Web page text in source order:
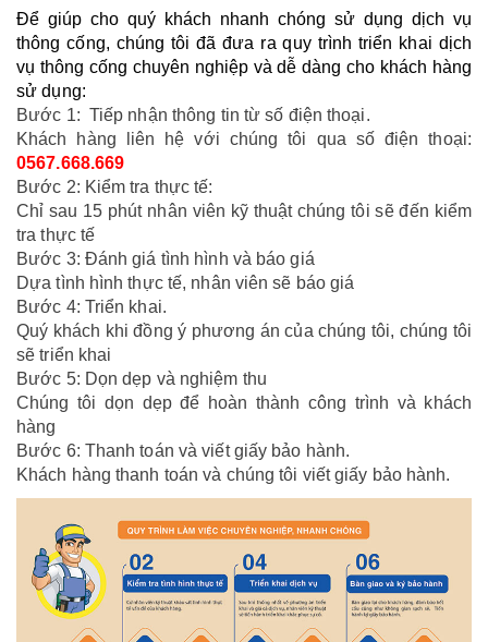
Để giúp cho quý khách nhanh chóng sử dụng dịch vụ
thông cống, chúng tôi đã đưa ra quy trình triển khai dịch
vụ thông cống chuyên nghiệp và dễ dàng cho khách hàng
sử dụng:
Bước 1: Tiếp nhận thông tin từ số điện thoại.
Khách hàng liên hệ với chúng tôi qua số điện thoại:
0567.668.669
Bước 2: Kiểm tra thực tế:
Chỉ sau 15 phút nhân viên kỹ thuật chúng tôi sẽ đến kiểm
tra thực tế
Bước 3: Đánh giá tình hình và báo giá
Dựa tình hình thực tế, nhân viên sẽ báo giá
Bước 4: Triển khai.
Quý khách khi đồng ý phương án của chúng tôi, chúng tôi
sẽ triển khai
Bước 5: Dọn dẹp và nghiệm thu
Chúng tôi dọn dẹp để hoàn thành công trình và khách
hàng
Bước 6: Thanh toán và viết giấy bảo hành.
Khách hàng thanh toán và chúng tôi viết giấy bảo hành.